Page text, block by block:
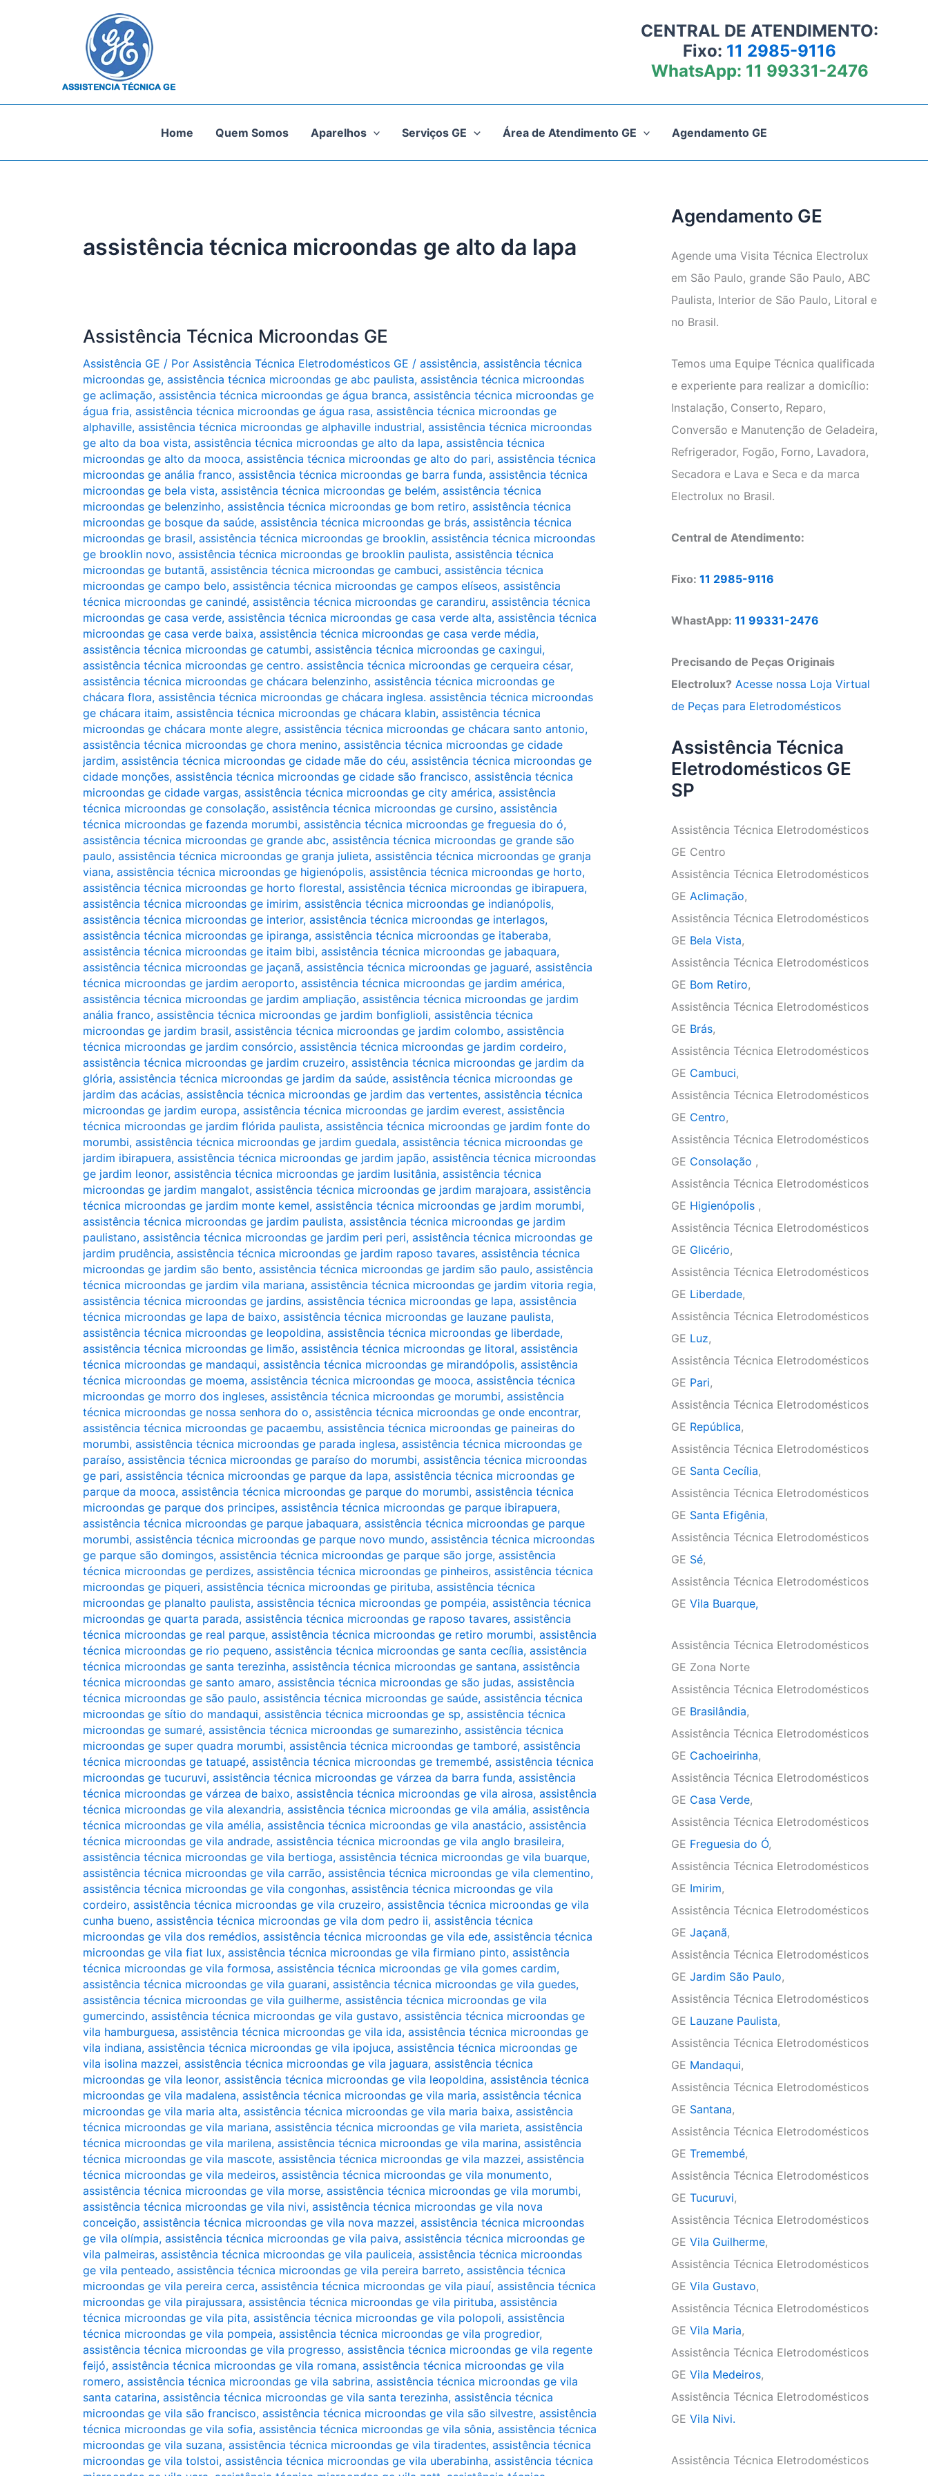
CENTRAL DE ATENDIMENTO:
Fixo: 11 2985-9116
WhatsApp: 11 99331-2476
Home Quem Somos Aparelhos Serviços GE Área de Atendimento GE Agendamento GE
assistência técnica microondas ge alto da lapa
Assistência Técnica Microondas GE
Assistência GE / Por Assistência Técnica Eletrodomésticos GE / assistência, assistência técnica
microondas ge, assistência técnica microondas ge abc paulista, assistência técnica microondas
ge aclimação, assistência técnica microondas ge água branca, assistência técnica microondas ge
água fria, assistência técnica microondas ge água rasa, assistência técnica microondas ge
alphaville, assistência técnica microondas ge alphaville industrial, assistência técnica microondas
ge alto da boa vista, assistência técnica microondas ge alto da lapa, assistência técnica
microondas ge alto da mooca, assistência técnica microondas ge alto do pari, assistência técnica
microondas ge anália franco, assistência técnica microondas ge barra funda, assistência técnica
microondas ge bela vista, assistência técnica microondas ge belém, assistência técnica
microondas ge belenzinho, assistência técnica microondas ge bom retiro, assistência técnica
microondas ge bosque da saúde, assistência técnica microondas ge brás, assistência técnica
microondas ge brasil, assistência técnica microondas ge brooklin, assistência técnica microondas
ge brooklin novo, assistência técnica microondas ge brooklin paulista, assistência técnica
microondas ge butantã, assistência técnica microondas ge cambuci, assistência técnica
microondas ge campo belo, assistência técnica microondas ge campos elíseos, assistência
técnica microondas ge canindé, assistência técnica microondas ge carandiru, assistência técnica
microondas ge casa verde, assistência técnica microondas ge casa verde alta, assistência técnica
microondas ge casa verde baixa, assistência técnica microondas ge casa verde média,
assistência técnica microondas ge catumbi, assistência técnica microondas ge caxingui,
assistência técnica microondas ge centro. assistência técnica microondas ge cerqueira césar,
assistência técnica microondas ge chácara belenzinho, assistência técnica microondas ge
chácara flora, assistência técnica microondas ge chácara inglesa. assistência técnica microondas
ge chácara itaim, assistência técnica microondas ge chácara klabin, assistência técnica
microondas ge chácara monte alegre, assistência técnica microondas ge chácara santo antonio,
assistência técnica microondas ge chora menino, assistência técnica microondas ge cidade
jardim, assistência técnica microondas ge cidade mãe do céu, assistência técnica microondas ge
cidade monções, assistência técnica microondas ge cidade são francisco, assistência técnica
microondas ge cidade vargas, assistência técnica microondas ge city américa, assistência
técnica microondas ge consolação, assistência técnica microondas ge cursino, assistência
técnica microondas ge fazenda morumbi, assistência técnica microondas ge freguesia do ó,
assistência técnica microondas ge grande abc, assistência técnica microondas ge grande são
paulo, assistência técnica microondas ge granja julieta, assistência técnica microondas ge granja
viana, assistência técnica microondas ge higienópolis, assistência técnica microondas ge horto,
assistência técnica microondas ge horto florestal, assistência técnica microondas ge ibirapuera,
assistência técnica microondas ge imirim, assistência técnica microondas ge indianópolis,
assistência técnica microondas ge interior, assistência técnica microondas ge interlagos,
assistência técnica microondas ge ipiranga, assistência técnica microondas ge itaberaba,
assistência técnica microondas ge itaim bibi, assistência técnica microondas ge jabaquara,
assistência técnica microondas ge jaçanã, assistência técnica microondas ge jaguaré, assistência
técnica microondas ge jardim aeroporto, assistência técnica microondas ge jardim américa,
assistência técnica microondas ge jardim ampliação, assistência técnica microondas ge jardim
anália franco, assistência técnica microondas ge jardim bonfiglioli, assistência técnica
microondas ge jardim brasil, assistência técnica microondas ge jardim colombo, assistência
técnica microondas ge jardim consórcio, assistência técnica microondas ge jardim cordeiro,
assistência técnica microondas ge jardim cruzeiro, assistência técnica microondas ge jardim da
glória, assistência técnica microondas ge jardim da saúde, assistência técnica microondas ge
jardim das acácias, assistência técnica microondas ge jardim das vertentes, assistência técnica
microondas ge jardim europa, assistência técnica microondas ge jardim everest, assistência
técnica microondas ge jardim flórida paulista, assistência técnica microondas ge jardim fonte do
morumbi, assistência técnica microondas ge jardim guedala, assistência técnica microondas ge
jardim ibirapuera, assistência técnica microondas ge jardim japão, assistência técnica microondas
ge jardim leonor, assistência técnica microondas ge jardim lusitânia, assistência técnica
microondas ge jardim mangalot, assistência técnica microondas ge jardim marajoara, assistência
técnica microondas ge jardim monte kemel, assistência técnica microondas ge jardim morumbi,
assistência técnica microondas ge jardim paulista, assistência técnica microondas ge jardim
paulistano, assistência técnica microondas ge jardim peri peri, assistência técnica microondas ge
jardim prudência, assistência técnica microondas ge jardim raposo tavares, assistência técnica
microondas ge jardim são bento, assistência técnica microondas ge jardim são paulo, assistência
técnica microondas ge jardim vila mariana, assistência técnica microondas ge jardim vitoria regia,
assistência técnica microondas ge jardins, assistência técnica microondas ge lapa, assistência
técnica microondas ge lapa de baixo, assistência técnica microondas ge lauzane paulista,
assistência técnica microondas ge leopoldina, assistência técnica microondas ge liberdade,
assistência técnica microondas ge limão, assistência técnica microondas ge litoral, assistência
técnica microondas ge mandaqui, assistência técnica microondas ge mirandópolis, assistência
técnica microondas ge moema, assistência técnica microondas ge mooca, assistência técnica
microondas ge morro dos ingleses, assistência técnica microondas ge morumbi, assistência
técnica microondas ge nossa senhora do o, assistência técnica microondas ge onde encontrar,
assistência técnica microondas ge pacaembu, assistência técnica microondas ge paineiras do
morumbi, assistência técnica microondas ge parada inglesa, assistência técnica microondas ge
paraíso, assistência técnica microondas ge paraíso do morumbi, assistência técnica microondas
ge pari, assistência técnica microondas ge parque da lapa, assistência técnica microondas ge
parque da mooca, assistência técnica microondas ge parque do morumbi, assistência técnica
microondas ge parque dos principes, assistência técnica microondas ge parque ibirapuera,
assistência técnica microondas ge parque jabaquara, assistência técnica microondas ge parque
morumbi, assistência técnica microondas ge parque novo mundo, assistência técnica microondas
ge parque são domingos, assistência técnica microondas ge parque são jorge, assistência
técnica microondas ge perdizes, assistência técnica microondas ge pinheiros, assistência técnica
microondas ge piqueri, assistência técnica microondas ge pirituba, assistência técnica
microondas ge planalto paulista, assistência técnica microondas ge pompéia, assistência técnica
microondas ge quarta parada, assistência técnica microondas ge raposo tavares, assistência
técnica microondas ge real parque, assistência técnica microondas ge retiro morumbi, assistência
técnica microondas ge rio pequeno, assistência técnica microondas ge santa cecília, assistência
técnica microondas ge santa terezinha, assistência técnica microondas ge santana, assistência
técnica microondas ge santo amaro, assistência técnica microondas ge são judas, assistência
técnica microondas ge são paulo, assistência técnica microondas ge saúde, assistência técnica
microondas ge sítio do mandaqui, assistência técnica microondas ge sp, assistência técnica
microondas ge sumaré, assistência técnica microondas ge sumarezinho, assistência técnica
microondas ge super quadra morumbi, assistência técnica microondas ge tamboré, assistência
técnica microondas ge tatuapé, assistência técnica microondas ge tremembé, assistência técnica
microondas ge tucuruvi, assistência técnica microondas ge várzea da barra funda, assistência
técnica microondas ge várzea de baixo, assistência técnica microondas ge vila airosa, assistência
técnica microondas ge vila alexandria, assistência técnica microondas ge vila amália, assistência
técnica microondas ge vila amélia, assistência técnica microondas ge vila anastácio, assistência
técnica microondas ge vila andrade, assistência técnica microondas ge vila anglo brasileira,
assistência técnica microondas ge vila bertioga, assistência técnica microondas ge vila buarque,
assistência técnica microondas ge vila carrão, assistência técnica microondas ge vila clementino,
assistência técnica microondas ge vila congonhas, assistência técnica microondas ge vila
cordeiro, assistência técnica microondas ge vila cruzeiro, assistência técnica microondas ge vila
cunha bueno, assistência técnica microondas ge vila dom pedro ii, assistência técnica
microondas ge vila dos remédios, assistência técnica microondas ge vila ede, assistência técnica
microondas ge vila fiat lux, assistência técnica microondas ge vila firmiano pinto, assistência
técnica microondas ge vila formosa, assistência técnica microondas ge vila gomes cardim,
assistência técnica microondas ge vila guarani, assistência técnica microondas ge vila guedes,
assistência técnica microondas ge vila guilherme, assistência técnica microondas ge vila
gumercindo, assistência técnica microondas ge vila gustavo, assistência técnica microondas ge
vila hamburguesa, assistência técnica microondas ge vila ida, assistência técnica microondas ge
vila indiana, assistência técnica microondas ge vila ipojuca, assistência técnica microondas ge
vila isolina mazzei, assistência técnica microondas ge vila jaguara, assistência técnica
microondas ge vila leonor, assistência técnica microondas ge vila leopoldina, assistência técnica
microondas ge vila madalena, assistência técnica microondas ge vila maria, assistência técnica
microondas ge vila maria alta, assistência técnica microondas ge vila maria baixa, assistência
técnica microondas ge vila mariana, assistência técnica microondas ge vila marieta, assistência
técnica microondas ge vila marilena, assistência técnica microondas ge vila marina, assistência
técnica microondas ge vila mascote, assistência técnica microondas ge vila mazzei, assistência
técnica microondas ge vila medeiros, assistência técnica microondas ge vila monumento,
assistência técnica microondas ge vila morse, assistência técnica microondas ge vila morumbi,
assistência técnica microondas ge vila nivi, assistência técnica microondas ge vila nova
conceição, assistência técnica microondas ge vila nova mazzei, assistência técnica microondas
ge vila olímpia, assistência técnica microondas ge vila paiva, assistência técnica microondas ge
vila palmeiras, assistência técnica microondas ge vila pauliceia, assistência técnica microondas
ge vila penteado, assistência técnica microondas ge vila pereira barreto, assistência técnica
microondas ge vila pereira cerca, assistência técnica microondas ge vila piauí, assistência técnica
microondas ge vila pirajussara, assistência técnica microondas ge vila pirituba, assistência
técnica microondas ge vila pita, assistência técnica microondas ge vila polopoli, assistência
técnica microondas ge vila pompeia, assistência técnica microondas ge vila progredior,
assistência técnica microondas ge vila progresso, assistência técnica microondas ge vila regente
feijó, assistência técnica microondas ge vila romana, assistência técnica microondas ge vila
romero, assistência técnica microondas ge vila sabrina, assistência técnica microondas ge vila
santa catarina, assistência técnica microondas ge vila santa terezinha, assistência técnica
microondas ge vila são francisco, assistência técnica microondas ge vila são silvestre, assistência
técnica microondas ge vila sofia, assistência técnica microondas ge vila sônia, assistência técnica
microondas ge vila suzana, assistência técnica microondas ge vila tiradentes, assistência técnica
microondas ge vila tolstoi, assistência técnica microondas ge vila uberabinha, assistência técnica
Agendamento GE
Agende uma Visita Técnica Electrolux
em São Paulo, grande São Paulo, ABC
Paulista, Interior de São Paulo, Litoral e
no Brasil.
Temos uma Equipe Técnica qualificada
e experiente para realizar a domicílio:
Instalação, Conserto, Reparo,
Conversão e Manutenção de Geladeira,
Refrigerador, Fogão, Forno, Lavadora,
Secadora e Lava e Seca e da marca
Electrolux no Brasil.
Central de Atendimento:
Fixo: 11 2985-9116
WhastApp: 11 99331-2476
Precisando de Peças Originais
Electrolux? Acesse nossa Loja Virtual
de Peças para Eletrodomésticos
Assistência Técnica
Eletrodomésticos GE
SP
Assistência Técnica Eletrodomésticos
GE Centro
Assistência Técnica Eletrodomésticos
GE Aclimação,
Assistência Técnica Eletrodomésticos
GE Bela Vista,
Assistência Técnica Eletrodomésticos
GE Bom Retiro,
Assistência Técnica Eletrodomésticos
GE Brás,
Assistência Técnica Eletrodomésticos
GE Cambuci,
Assistência Técnica Eletrodomésticos
GE Centro,
Assistência Técnica Eletrodomésticos
GE Consolação ,
Assistência Técnica Eletrodomésticos
GE Higienópolis ,
Assistência Técnica Eletrodomésticos
GE Glicério,
Assistência Técnica Eletrodomésticos
GE Liberdade,
Assistência Técnica Eletrodomésticos
GE Luz,
Assistência Técnica Eletrodomésticos
GE Pari,
Assistência Técnica Eletrodomésticos
GE República,
Assistência Técnica Eletrodomésticos
GE Santa Cecília,
Assistência Técnica Eletrodomésticos
GE Santa Efigênia,
Assistência Técnica Eletrodomésticos
GE Sé,
Assistência Técnica Eletrodomésticos
GE Vila Buarque,
Assistência Técnica Eletrodomésticos
GE Zona Norte
Assistência Técnica Eletrodomésticos
GE Brasilândia,
Assistência Técnica Eletrodomésticos
GE Cachoeirinha,
Assistência Técnica Eletrodomésticos
GE Casa Verde,
Assistência Técnica Eletrodomésticos
GE Freguesia do Ó,
Assistência Técnica Eletrodomésticos
GE Imirim,
Assistência Técnica Eletrodomésticos
GE Jaçanã,
Assistência Técnica Eletrodomésticos
GE Jardim São Paulo,
Assistência Técnica Eletrodomésticos
GE Lauzane Paulista,
Assistência Técnica Eletrodomésticos
GE Mandaqui,
Assistência Técnica Eletrodomésticos
GE Santana,
Assistência Técnica Eletrodomésticos
GE Tremembé,
Assistência Técnica Eletrodomésticos
GE Tucuruvi,
Assistência Técnica Eletrodomésticos
GE Vila Guilherme,
Assistência Técnica Eletrodomésticos
GE Vila Gustavo,
Assistência Técnica Eletrodomésticos
GE Vila Maria,
Assistência Técnica Eletrodomésticos
GE Vila Medeiros,
Assistência Técnica Eletrodomésticos
GE Vila Nivi.
Assistência Técnica Eletrodomésticos